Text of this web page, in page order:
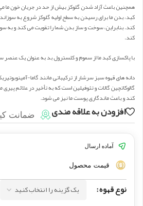
همچنین باعث آزاد شدن گلوکز بیش از حد در جریان خون ما
کبد، بدن ما برای رسیدن به سطح اولیه گلوکز شروع به
کند. بنابراین، سوخت و ساز بدن شما را تقویت می کند و به
کند.
با پاکسازی کبد ما از سموم و کلسترول بد به عنوان یک
گالوکاتچین گالات و تئوفیلین است که به تأخیر در علائم
کند و باعث ماندگاری پوست ما نیز می شود.
افزودن به علاقه مندی ضمانت
آماده ارسال
قیمت محصول
نوع قهوه